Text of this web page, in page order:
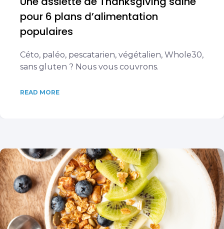
pour 6 plans d’alimentation
populaires
Céto, paléo, pescatarien, végétalien, Whole30,
sans gluten ? Nous vous couvrons.
READ MORE